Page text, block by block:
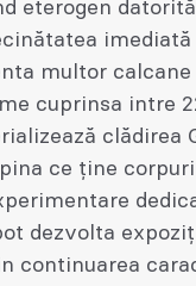
eterogen
multor
cuprinsa intre
clădirea
ce ține
dezvolta
continuarea